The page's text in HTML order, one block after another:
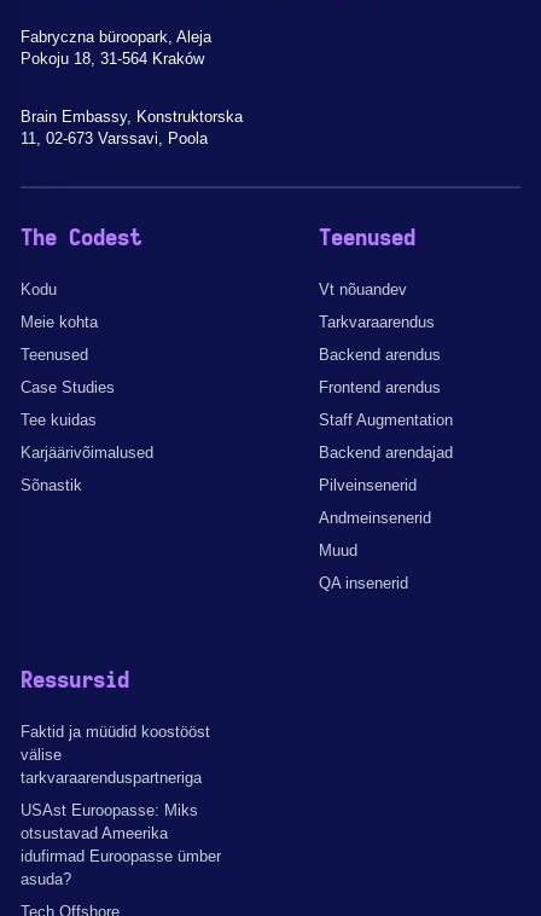
Fabryczna büroopark, Aleja
Pokoju 18, 31-564 Kraków
Brain Embassy, Konstruktorska
11, 02-673 Varssavi, Poola
The Codest
Kodu
Meie kohta
Teenused
Case Studies
Tee kuidas
Karjäärivõimalused
Sõnastik
Teenused
Vt nõuandev
Tarkvaraarendus
Backend arendus
Frontend arendus
Staff Augmentation
Backend arendajad
Pilveinsenerid
Andmeinsenerid
Muud
QA insenerid
Ressursid
Faktid ja müüdid koostööst
välise
tarkvaraarenduspartneriga
USAst Euroopasse: Miks
otsustavad Ameerika
idufirmad Euroopasse ümber
asuda?
Tech Offshore